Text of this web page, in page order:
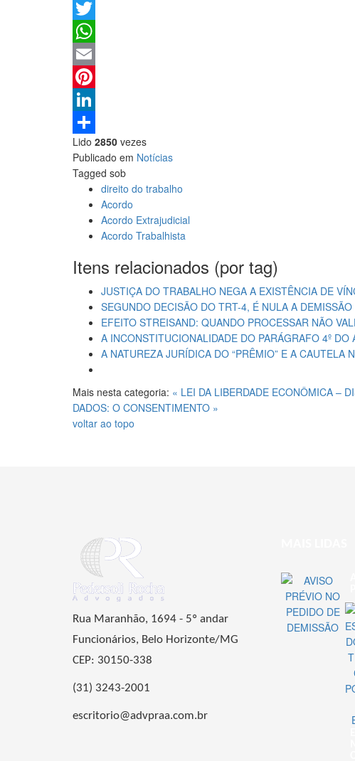
Facebook
Twitter
WhatsApp
Email
Pinterest
LinkedIn
Share
Lido 2850 vezes
Publicado em Notícias
Tagged sob
direito do trabalho
Acordo
Acordo Extrajudicial
Acordo Trabalhista
Itens relacionados (por tag)
JUSTIÇA DO TRABALHO NEGA A EXISTÊNCIA DE
SEGUNDO DECISÃO DO TRT-4, É NULA A
EFEITO STREISAND: QUANDO PROCESSAR NÃO
A INCONSTITUCIONALIDADE DO PARÁGRAFO 4º
A NATUREZA JURÍDICA DO “PRÊMIO” E A CAUTELA
Mais nesta categoria: « LEI DA LIBERDADE ECONÔMICA –
DADOS: O CONSENTIMENTO »
voltar ao topo
Rua Maranhão, 1694 - 5º andar
Funcionários, Belo Horizonte/MG
CEP: 30150-338
(31) 3243-2001
escritorio@advpraa.com.br